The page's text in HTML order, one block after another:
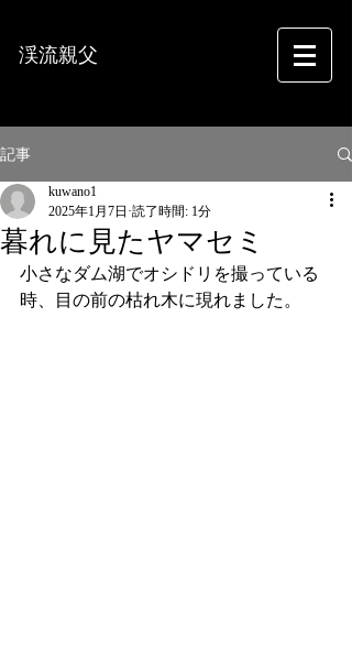
渓流親父
記事
暮れに見たヤマセミ
kuwano1
2025年1月7日 読了時間: 1分
小さなダム湖でオシドリを撮っている
時、目の前の枯れ木に現れました。